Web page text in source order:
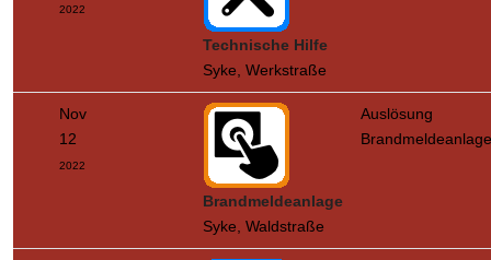
2022
Technische Hilfe
Syke, Werkstraße
Nov
12
2022
Brandmeldeanlage
Syke, Waldstraße
Auslösung
Brandmeldeanlage